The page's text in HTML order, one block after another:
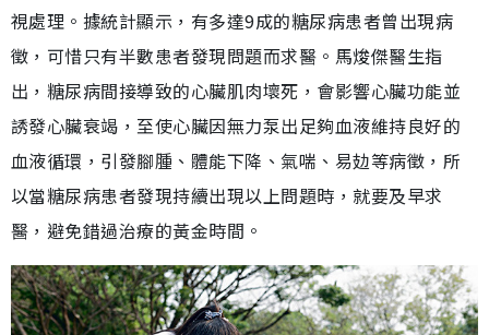
視處理。據統計顯示，有多達9成的糖尿病患者曾出現病
徵，可惜只有半數患者發現問題而求醫。馬焌傑醫生指
出，糖尿病間接導致的心臟肌肉壞死，會影響心臟功能並
誘發心臟衰竭，至使心臟因無力泵出足夠血液維持良好的
血液循環，引發腳腫、體能下降、氣喘、易攰等病徵，所
以當糖尿病患者發現持續出現以上問題時，就要及早求
醫，避免錯過治療的黃金時間。